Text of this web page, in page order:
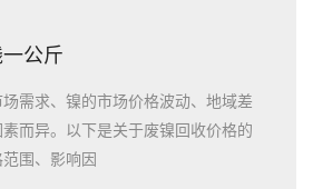
公斤
需求、镍的市场价格波动、地域差
而异。以下是关于废镍回收价格的
围、影响因